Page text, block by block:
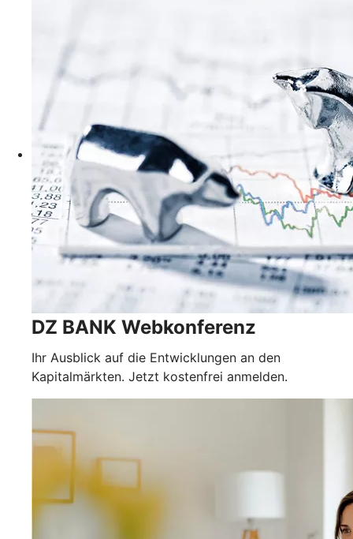
DZ BANK Webkonferenz
Ihr Ausblick auf die Entwicklungen an den
Kapitalmärkten. Jetzt kostenfrei anmelden.